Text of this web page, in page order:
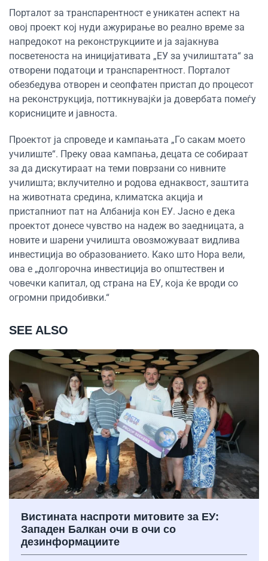
Порталот за транспарентност е уникатен аспект на
овој проект кој нуди ажурирање во реално време за
напредокот на реконструкциите и ја зајакнува
посветеноста на иницијативата „ЕУ за училиштата“ за
отворени податоци и транспарентност. Порталот
обезбедува отворен и сеопфатен пристап до процесот
на реконструкција, поттикнувајќи ја довербата помеѓу
корисниците и јавноста.
Проектот ја спроведе и кампањата „Го сакам моето
училиште“. Преку оваа кампања, децата се собираат
за да дискутираат на теми поврзани со нивните
училишта; вклучително и родова еднаквост, заштита
на животната средина, климатска акција и
пристапниот пат на Албанија кон ЕУ. Јасно е дека
проектот донесе чувство на надеж во заедницата, а
новите и шарени училишта овозможуваат видлива
инвестиција во образованието. Како што Нора вели,
ова е „долгорочна инвестиција во општествен и
човечки капитал, од страна на ЕУ, која ќе вроди со
огромни придобивки.“
SEE ALSO
Вистината наспроти митовите за ЕУ:
Западен Балкан очи в очи со
дезинформациите